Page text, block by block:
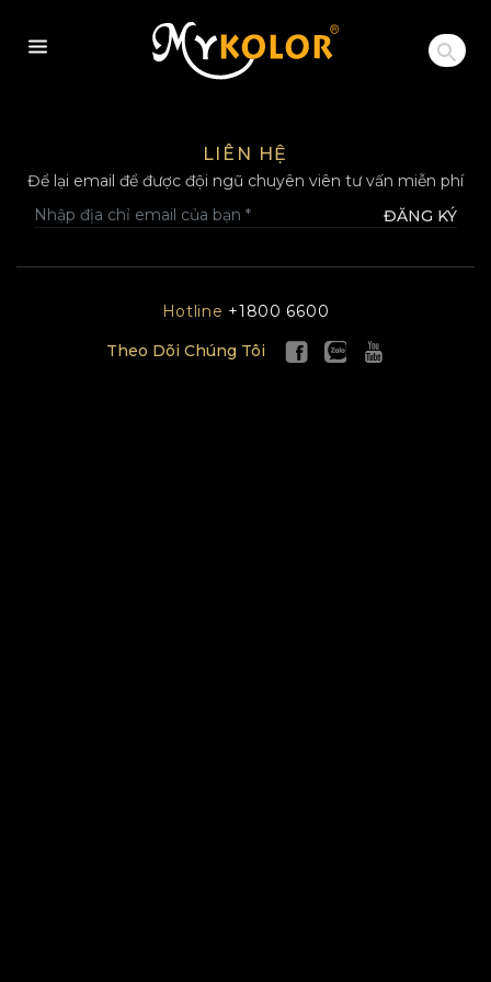
MYKOLOR
LIÊN HỆ
Để lại email để được đội ngũ chuyên viên tư vấn miễn phí
ĐĂNG KÝ
Hotline +1800 6600
Theo Dõi Chúng Tôi